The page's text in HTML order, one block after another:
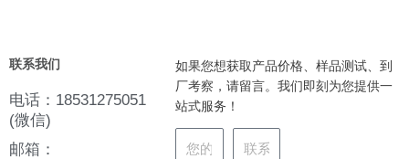
联系我们
电话：18531275051
(微信)
邮箱：
如果您想获取产品价格、样品测试、到
厂考察，请留言。我们即刻为您提供一
站式服务！